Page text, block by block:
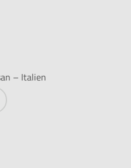
– Italien